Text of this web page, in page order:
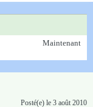
Maintenant
Posté(e) le 3 août 2010